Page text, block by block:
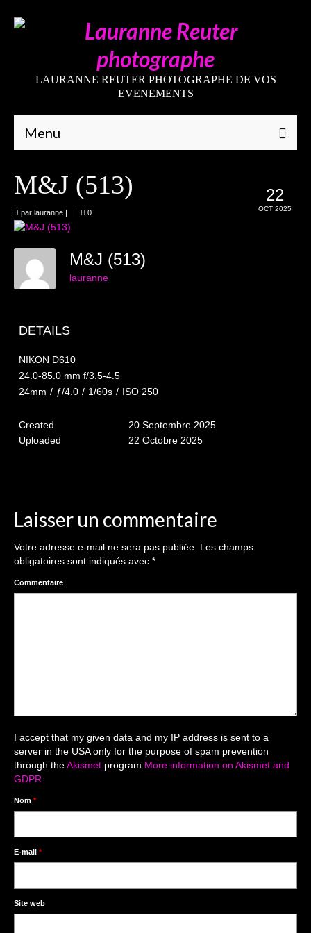
LAURANNE REUTER PHOTOGRAPHE DE VOS
EVENEMENTS
Menu
Mariages
Grossesses
Nouveaux-nés
Enfants
les 8 – 17 ans
Reportages / Nature morte
Galeries Privées
séance du 25.04.26
Cartes de remerciement
Photomontages
Prestations
Contact
Décors studio / Tenues / Accessoires
22
OCT 2025
M&J (513)
par lauranne | | 0
M&J (513)
lauranne
DETAILS
NIKON D610
24.0-85.0 mm f/3.5-4.5
24mm / ƒ/4.0 / 1/60s / ISO 250
Created
20 Septembre 2025
Uploaded
22 Octobre 2025
Laisser un commentaire
Votre adresse e-mail ne sera pas publiée. Les champs
obligatoires sont indiqués avec *
Commentaire
I accept that my given data and my IP address is sent to a
server in the USA only for the purpose of spam prevention
through theAkismet program.More information on Akismet and
GDPR.
Nom *
E-mail *
Site web